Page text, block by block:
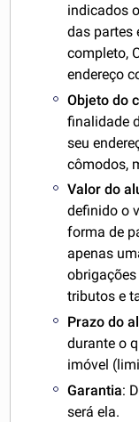
indicados
das partes
completo,
endereço
Objeto do
finalidade
seu
cômodos,
Valor do
definido o
forma de
apenas
tributos e
Prazo do
durante o
imóvel
Garantia:
será ela.